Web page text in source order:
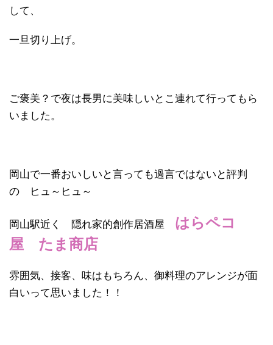
して、
一旦切り上げ。
ご褒美？で夜は長男に美味しいとこ連れて行ってもら
いました。
岡山で一番おいしいと言っても過言ではないと評判
の ヒュ～ヒュ～
岡山駅近く 隠れ家的創作居酒屋 はらペコ
屋 たま商店
雰囲気、接客、味はもちろん、御料理のアレンジが面
白いって思いました！！